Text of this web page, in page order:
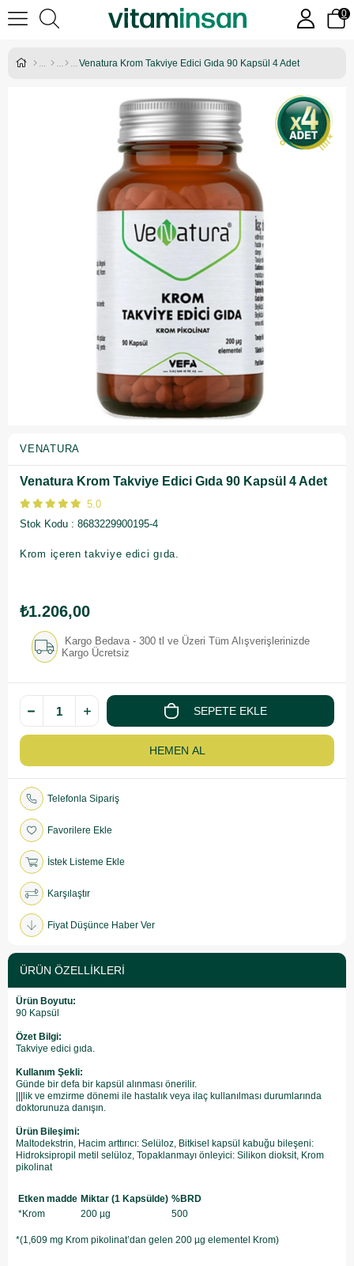
0
Venatura Krom Takviye Edici Gıda 90 Kapsül 4 Adet
VENATURA
Venatura Krom Takviye Edici Gıda 90 Kapsül 4 Adet
5.0
Stok Kodu
8683229900195-4
Krom içeren takviye edici gıda.
₺1.206,00
Kargo Bedava - 300 tl ve Üzeri Tüm Alışverişlerinizde
Kargo Ücretsiz
Telefonla Sipariş
Favorilere Ekle
İstek Listeme Ekle
Karşılaştır
Fiyat Düşünce Haber Ver
ÜRÜN ÖZELLIKLERI
Ürün Boyutu:
90 Kapsül
Özet Bilgi:
Takviye edici gıda.
Kullanım Şekli:
Günde bir defa bir kapsül alınması önerilir.
​|||lik ve emzirme dönemi ile hastalık veya ilaç kullanılması durumlarında
doktorunuza danışın.
Ürün Bileşimi:
Maltodekstrin, Hacim arttırıcı: Selüloz, Bitkisel kapsül kabuğu bileşeni:
Hidroksipropil metil selüloz, Topaklanmayı önleyici: Silikon dioksit, Krom
pikolinat
Etken madde Miktar (1 Kapsülde) %BRD
*Krom
200 µg 500
*(1,609 mg Krom pikolinat’dan gelen 200 µg elementel Krom)